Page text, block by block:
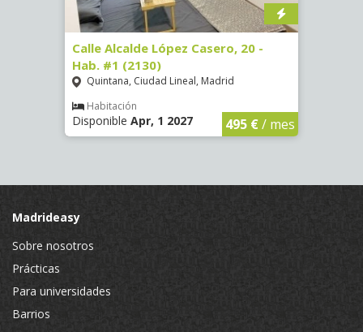
Calle Alcalde López Casero, 20 -
Hab. #1 (2130)
Quintana, Ciudad Lineal, Madrid
Habitación
Disponible Apr, 1 2027 495 €/ mes
Madrideasy
Sobre nosotros
Prácticas
Para universidades
Barrios